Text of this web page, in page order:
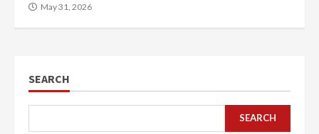
May 31, 2026
SEARCH
SEARCH